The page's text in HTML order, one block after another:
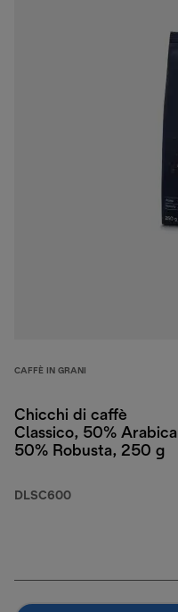
CAFFÈ IN GRANI
Chicchi di caffè
Classico, 50% Arabica
50% Robusta, 250 g
DLSC600